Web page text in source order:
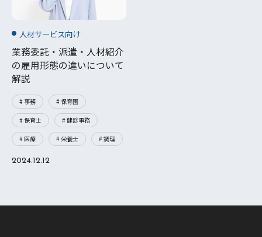
人材サービス向け
業務委託・派遣・人材紹介
の雇用形態の違いについて
解説
# 事務 # 保育園
# 保育士 # 健診事務
# 医療 # 栄養士 # 調理
2024.12.12